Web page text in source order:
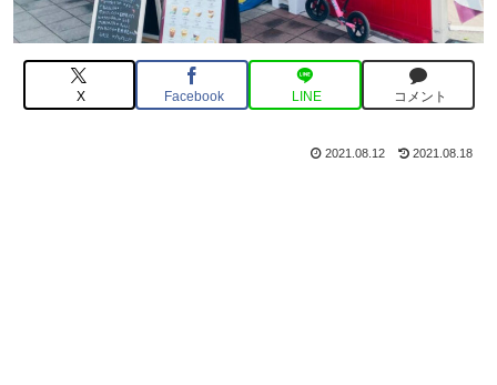
X Facebook LINE コメント
2021.08.12 2021.08.18